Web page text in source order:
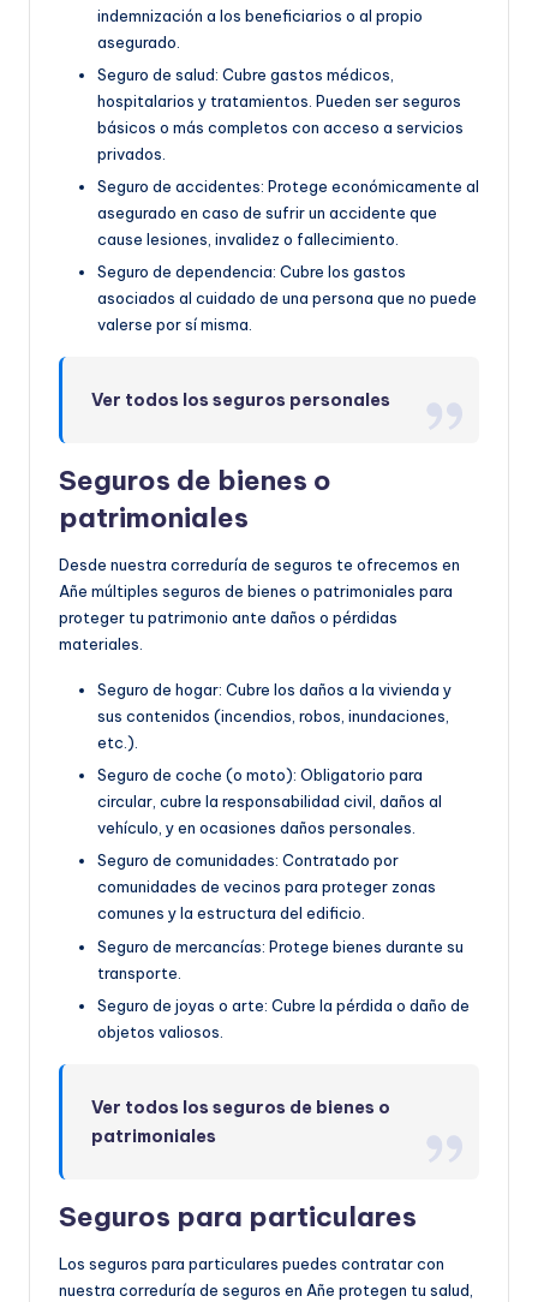
indemnización a los beneficiarios o al propio
asegurado.
Seguro de salud: Cubre gastos médicos,
hospitalarios y tratamientos. Pueden ser seguros
básicos o más completos con acceso a servicios
privados.
Seguro de accidentes: Protege económicamente al
asegurado en caso de sufrir un accidente que
cause lesiones, invalidez o fallecimiento.
Seguro de dependencia: Cubre los gastos
asociados al cuidado de una persona que no puede
valerse por sí misma.
Ver todos los seguros personales
Seguros de bienes o
patrimoniales
Desde nuestra correduría de seguros te ofrecemos en
Añe múltiples seguros de bienes o patrimoniales para
proteger tu patrimonio ante daños o pérdidas
materiales.
Seguro de hogar: Cubre los daños a la vivienda y
sus contenidos (incendios, robos, inundaciones,
etc.).
Seguro de coche (o moto): Obligatorio para
circular, cubre la responsabilidad civil, daños al
vehículo, y en ocasiones daños personales.
Seguro de comunidades: Contratado por
comunidades de vecinos para proteger zonas
comunes y la estructura del edificio.
Seguro de mercancías: Protege bienes durante su
transporte.
Seguro de joyas o arte: Cubre la pérdida o daño de
objetos valiosos.
Ver todos los seguros de bienes o
patrimoniales
Seguros para particulares
Los seguros para particulares puedes contratar con
nuestra correduría de seguros en Añe protegen tu salud,